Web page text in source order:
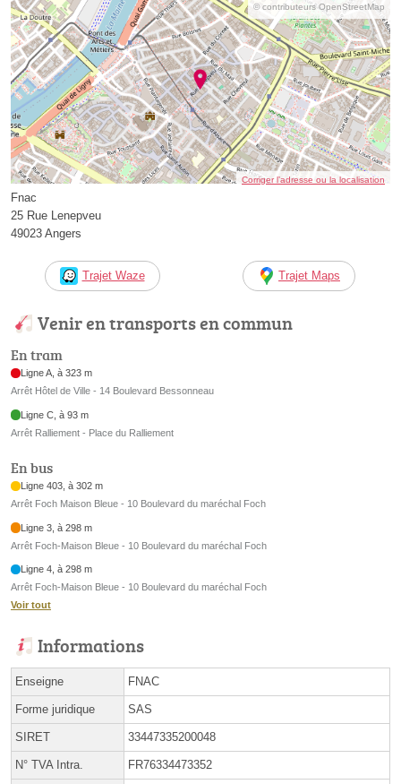
© contributeurs OpenStreetMap
Corriger l’adresse ou la localisation
Fnac
25 Rue Lenepveu
49023 Angers
Trajet Waze Trajet Maps
Venir en transports en commun
En tram
Ligne A, à 323 m
Arrêt Hôtel de Ville - 14 Boulevard Bessonneau
Ligne C, à 93 m
Arrêt Ralliement - Place du Ralliement
En bus
Ligne 403, à 302 m
Arrêt Foch Maison Bleue - 10 Boulevard du maréchal Foch
Ligne 3, à 298 m
Arrêt Foch-Maison Bleue - 10 Boulevard du maréchal Foch
Ligne 4, à 298 m
Arrêt Foch-Maison Bleue - 10 Boulevard du maréchal Foch
Voir tout
Informations
Enseigne FNAC
Forme juridique SAS
SIRET 33447335200048
N° TVA Intra. FR76334473352